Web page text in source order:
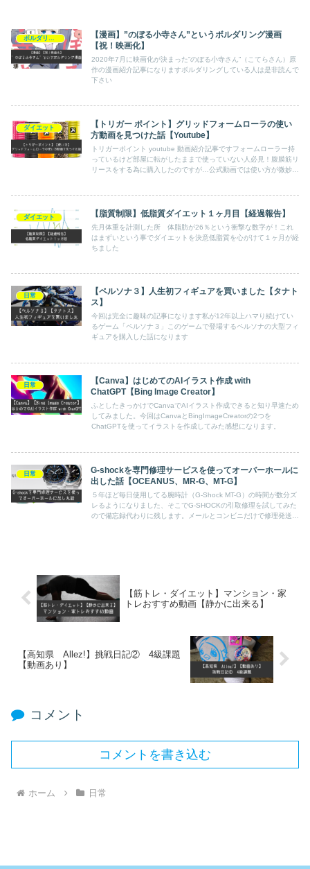
【漫画】”のぼる小寺さん”というボルダリング漫画
【祝！映画化】
2020年7月に映画化が決まった”のぼる小寺さん”（こてらさん）原
作の漫画紹介記事になりますボルダリングしている人は是非読んで
下さい
ダイエット
【トリガー ポイント】グリッドフォームローラの使い
方動画を見つけた話【Youtube】
トリガーポイント youtube 動画紹介記事ですフォームローラー持
っているけど部屋に転がしたままで使っていない人必見！腹膜筋リ
リースをする為に購入したのですが…公式動画では使い方が微妙に
ダイエット 【脂質制限】低脂質ダイエット１ヶ月目【経過報告】
先月体重を計測した所 体脂肪が26％という衝撃な数字が！これ
はまずいという事でダイエットを決意低脂質を心がけて１ヶ月が経
ちました
日常
【ペルソナ３】人生初フィギュアを買いました【タナト
ス】
今回は完全に趣味の記事になります私が12年以上ハマり続けてい
るゲーム「ペルソナ３」このゲームで登場するペルソナの大型フィ
ギュアを購入した話になります
日常
【Canva】はじめてのAIイラスト作成 with
ChatGPT【Bing Image Creator】
ふとしたきっかけでCanvaでAIイラスト作成できると知り早速ため
してみました。今回はCanvaとBingImageCreatorの2つを
ChatGPTを使ってイラストを作成してみた感想になります。
日常
G-shockを専門修理サービスを使ってオーバーホールに
出した話【OCEANUS、MR-G、MT-G】
５年ほど毎日使用してる腕時計（G-Shock MT-G）の時間が数分ズ
レるようになりました、そこでG-SHOCKの引取修理を試してみた
ので備忘録代わりに残します。メールとコンビニだけで修理発送・
【筋トレ・ダイエット】マンション・家
トレおすすめ動画【静かに出来る】
【高知県 Allez!】挑戦日記② 4級課題
【動画あり】
コメント
コメントを書き込む
ホーム 日常